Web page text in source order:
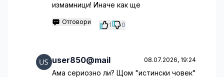
измамници! Иначе как ще
Отговори 1 0
user850@mail 08.07.2026, 19:24
Ама сериозно ли? Щом "истински човек"